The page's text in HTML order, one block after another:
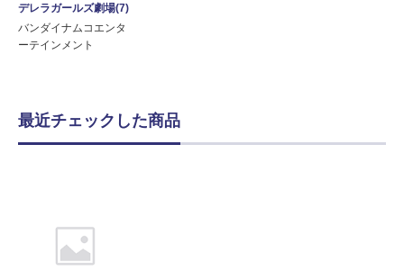
デレラガールズ劇場(7)
バンダイナムコエンタ
ーテインメント
最近チェックした商品